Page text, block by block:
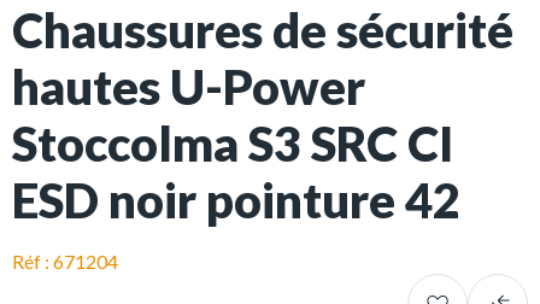
Chaussures de sécurité
hautes U-Power
Stoccolma S3 SRC CI
ESD noir pointure 42
Réf : 671204